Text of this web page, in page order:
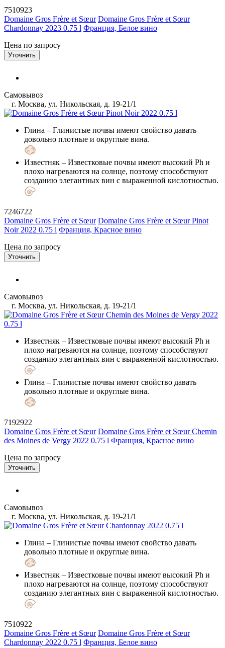
7510923
Domaine Gros Frère et Sœur Domaine Gros Frère et Sœur
Chardonnay 2023 0.75 l Франция, Белое вино
Цена по запросу
Уточнить
Самовывоз
г. Москва, ул. Никольская, д. 19-21/1
Глина – Глинистые почвы имеют свойство давать
довольно плотные и округлые вина.
Известняк – Известковые почвы имеют высокий Ph и
плохо нагреваются на солнце, поэтому способствуют
созданию элегантных вин с выраженной кислотностью.
7246722
Domaine Gros Frère et Sœur Domaine Gros Frère et Sœur Pinot
Noir 2022 0.75 l Франция, Красное вино
Цена по запросу
Уточнить
Самовывоз
г. Москва, ул. Никольская, д. 19-21/1
Известняк – Известковые почвы имеют высокий Ph и
плохо нагреваются на солнце, поэтому способствуют
созданию элегантных вин с выраженной кислотностью.
Глина – Глинистые почвы имеют свойство давать
довольно плотные и округлые вина.
7192922
Domaine Gros Frère et Sœur Domaine Gros Frère et Sœur Chemin
des Moines de Vergy 2022 0.75 l Франция, Красное вино
Цена по запросу
Уточнить
Самовывоз
г. Москва, ул. Никольская, д. 19-21/1
Глина – Глинистые почвы имеют свойство давать
довольно плотные и округлые вина.
Известняк – Известковые почвы имеют высокий Ph и
плохо нагреваются на солнце, поэтому способствуют
созданию элегантных вин с выраженной кислотностью.
7510922
Domaine Gros Frère et Sœur Domaine Gros Frère et Sœur
Chardonnay 2022 0.75 l Франция, Белое вино